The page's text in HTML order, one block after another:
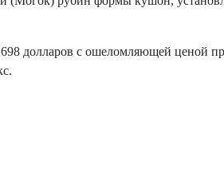
долларов с ошеломляющей ценой